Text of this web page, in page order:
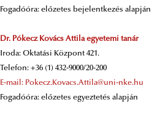
Fogadóóra: előzetes bejelentkezés alapján
Dr. Pókecz Kovács Attila egyetemi tanár
Iroda: Oktatási Központ 421.
Telefon: +36 (1) 432-9000/20-200
E-mail: Pokecz.Kovacs.Attila@uni-nke.hu
Fogadóóra: előzetes egyeztetés alapján